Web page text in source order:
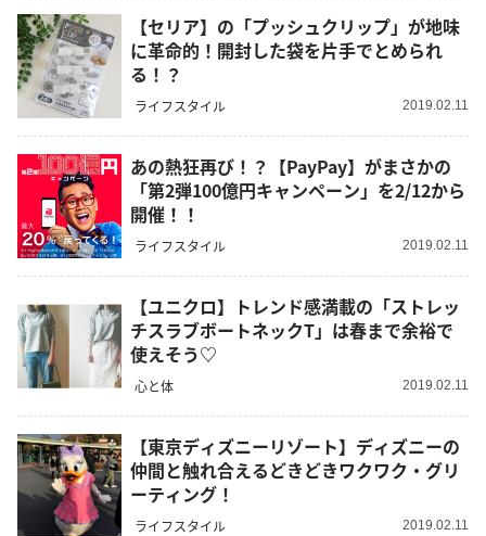
【セリア】の「プッシュクリップ」が地味
に革命的！開封した袋を片手でとめられ
る！？
ライフスタイル 2019.02.11
あの熱狂再び！？【PayPay】がまさかの
「第2弾100億円キャンペーン」を2/12から
開催！！
ライフスタイル 2019.02.11
【ユニクロ】トレンド感満載の「ストレッ
チスラブボートネックT」は春まで余裕で
使えそう♡
心と体 2019.02.11
【東京ディズニーリゾート】ディズニーの
仲間と触れ合えるどきどきワクワク・グリ
ーティング！
ライフスタイル 2019.02.11